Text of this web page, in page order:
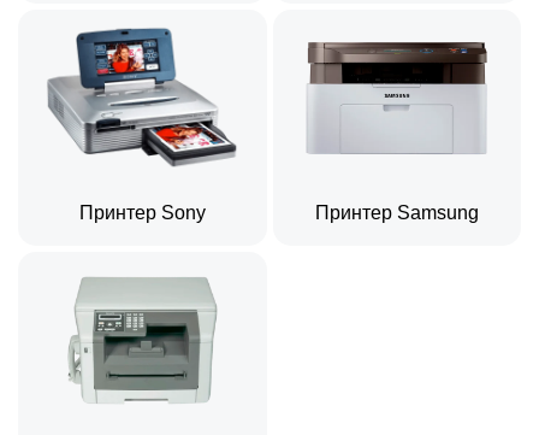
Принтер Sony Принтер Samsung